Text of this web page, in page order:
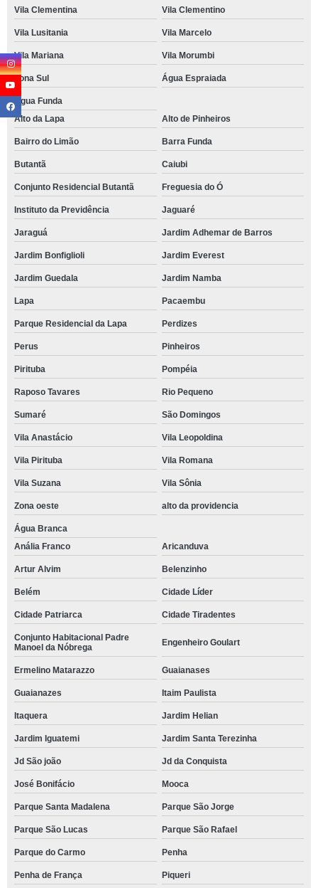
Vila Clementina Vila Clementino
Vila Lusitania Vila Marcelo
Vila Mariana Vila Morumbi
Zona Sul Água Espraiada
Água Funda
Alto da Lapa
Alto de Pinheiros
Bairro do Limão Barra Funda
Butantã Caiubi
Conjunto Residencial Butantã Freguesia do Ó
Instituto da Previdência Jaguaré
Jaraguá Jardim Adhemar de Barros
Jardim Bonfiglioli Jardim Everest
Jardim Guedala Jardim Namba
Lapa Pacaembu
Parque Residencial da Lapa Perdizes
Perus Pinheiros
Pirituba Pompéia
Raposo Tavares Rio Pequeno
Sumaré São Domingos
Vila Anastácio Vila Leopoldina
Vila Pirituba Vila Romana
Vila Suzana Vila Sônia
Zona oeste alto da providencia
Água Branca
Anália Franco
Aricanduva
Artur Alvim Belenzinho
Belém Cidade Líder
Cidade Patriarca Cidade Tiradentes
Conjunto Habitacional Padre
Manoel da Nóbrega
Engenheiro Goulart
Ermelino Matarazzo Guaianases
Guaianazes Itaim Paulista
Itaquera Jardim Helian
Jardim Iguatemi Jardim Santa Terezinha
Jd São joão Jd da Conquista
José Bonifácio Mooca
Parque Santa Madalena Parque São Jorge
Parque São Lucas Parque São Rafael
Parque do Carmo Penha
Penha de França Piqueri